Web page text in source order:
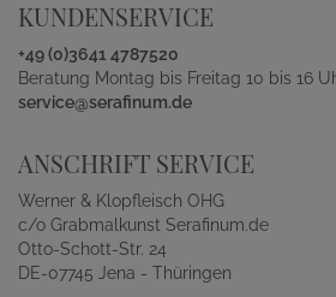
KUNDENSERVICE
+49 (0)3641 4787520
Beratung Montag bis Freitag 10 bis 16
service@serafinum.de
ANSCHRIFT SERVICE
Werner & Klopfleisch OHG
c/o Grabmalkunst Serafinum.de
Otto-Schott-Str. 24
DE-07745 Jena - Thüringen